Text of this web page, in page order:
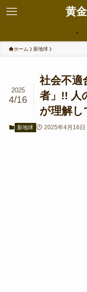
黄
ホーム 新地球
社会不適
者」!! 人
が理解
2025
4/16
新地球 2025年4月16日